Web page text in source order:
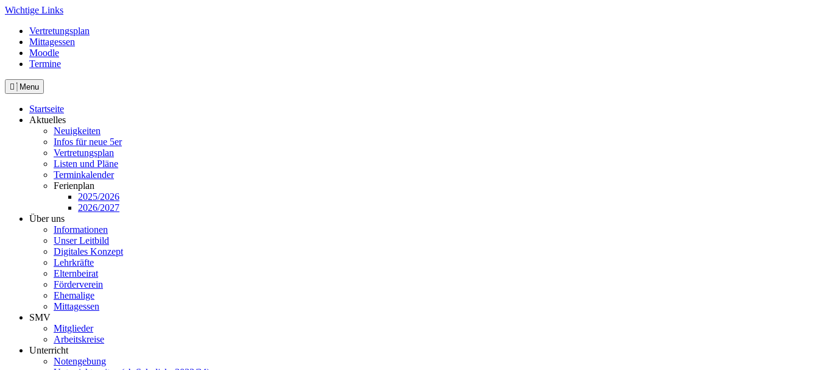
Skip
content
Wichtige Links
Vertretungsplan
Mittagessen
Moodle
Termine
Menu
Startseite
Aktuelles
Neuigkeiten
Infos für neue 5er
Vertretungsplan
Listen und Pläne
Terminkalender
Ferienplan
2025/2026
2026/2027
Über uns
Informationen
Unser Leitbild
Digitales Konzept
Lehrkräfte
Elternbeirat
Förderverein
Ehemalige
Mittagessen
SMV
Mitglieder
Arbeitskreise
Unterricht
Notengebung